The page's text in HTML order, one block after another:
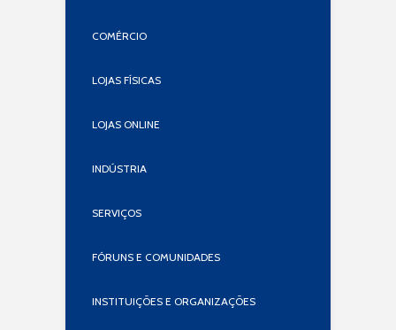
COMÉRCIO
LOJAS FÍSICAS
LOJAS ONLINE
INDÚSTRIA
SERVIÇOS
FÓRUNS E COMUNIDADES
INSTITUIÇÕES E ORGANIZAÇÕES